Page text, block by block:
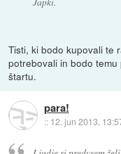
Tisti, ki bodo kupovali te
potrebovali in bodo
štartu.
para!
:: 12. jun 2013,